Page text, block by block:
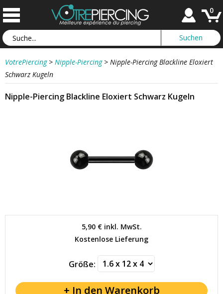
0
VotrePiercing > Nipple-Piercing > Nipple-Piercing Blackline Eloxiert
Schwarz Kugeln
Nipple-Piercing Blackline Eloxiert Schwarz Kugeln
5,90 €inkl. MwSt.
Kostenlose Lieferung
Größe: